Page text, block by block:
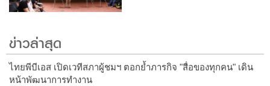
ข่าวล่าสุด
ไทยพีบีเอส เปิดเวทีสภาผู้ชมฯ ตอกย้ำภารกิจ "สื่อของทุกคน" เดิน
หน้าพัฒนาการทำงาน